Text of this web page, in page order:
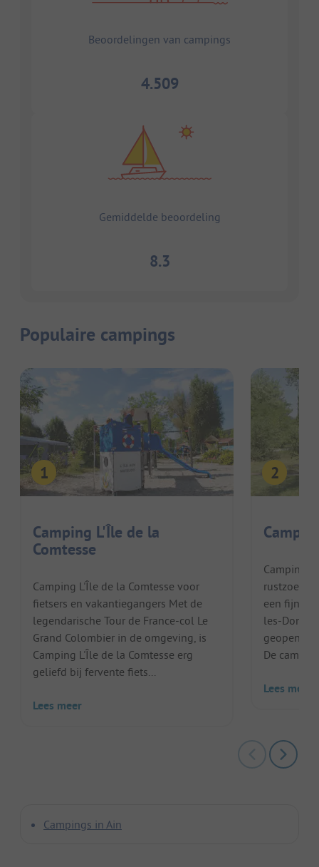
Beoordelingen van campings
4.509
Gemiddelde beoordeling
8.3
Populaire campings
Camping L'Île de la
Comtesse
Camping L'Île de la Comtesse voor
fietsers en vakantiegangers Met de
legendarische Tour de France-col Le
Grand Colombier in de omgeving, is
Camping L'Île de la Comtesse erg
geliefd bij fervente fiets...
Lees meer
Camping
een fijne
les-
geopend
De
Lees meer
Campings in Ain